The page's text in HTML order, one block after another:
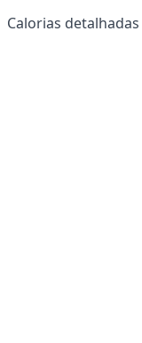
Calorias detalhadas